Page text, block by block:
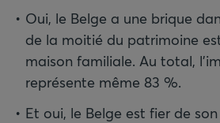
Oui, le Belge a une brique
de la moitié du patrimoine
maison familiale. Au total,
représente même 83 %.
Et oui, le Belge est fier de